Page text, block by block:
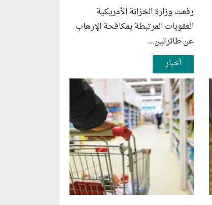
رفعت وزارة الخزانة الأمريكية
العقوبات المرتبطة بمكافحة الإرهاب
عن طائرتين...
أخبار